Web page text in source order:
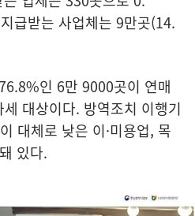
급받는 사업체는 9만곳(14.
인 6만 9000곳이 연매
대상이다. 방역조치 이행기
대체로 낮은 이·미용업, 목
있다.